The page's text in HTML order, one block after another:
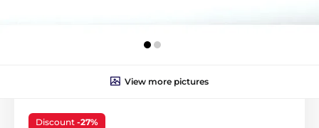
View more pictures
Discount -27%